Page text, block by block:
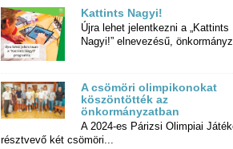
Kattints Nagyi!
Újra lehet jelentkezni a „Kattints
Nagyi!” elnevezésű,
A csömöri olimpikonokat
köszöntötték az
önkormányzatban
A 2024-es Párizsi Olimpiai
résztvevő két csömöri...